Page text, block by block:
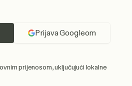
Prijava Googleom
prijenosom, uključujući lokalne